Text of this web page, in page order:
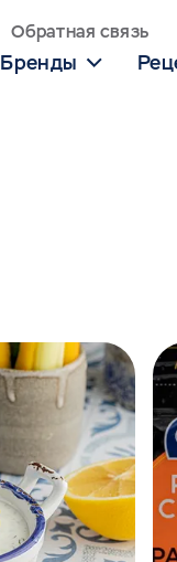
Обратная связь
Бренды